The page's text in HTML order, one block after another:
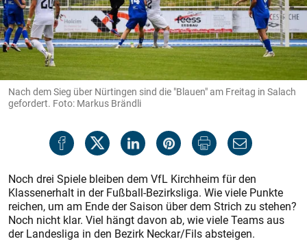
Nach dem Sieg über Nürtingen sind die "Blauen" am Freitag in Salach
gefordert. Foto: Markus Brändli
Noch drei Spiele bleiben dem VfL Kirchheim für den
Klassenerhalt in der Fußball-Bezirksliga. Wie viele Punkte
reichen, um am Ende der Saison über dem Strich zu stehen?
Noch nicht klar. Viel hängt davon ab, wie viele Teams aus
der Landesliga in den Bezirk Neckar/Fils absteigen.